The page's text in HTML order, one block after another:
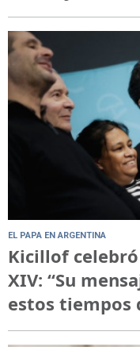
EL PAPA EN ARGENTINA
Kicillof
XIV: “Su
estos tiempos